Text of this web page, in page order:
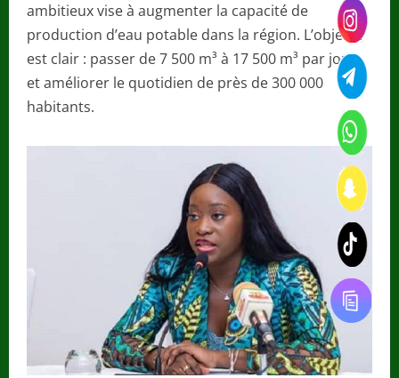
ambitieux vise à augmenter la capacité de
production d’eau potable dans la région. L’objectif
est clair : passer de 7 500 m³ à 17 500 m³ par jour
et améliorer le quotidien de près de 300 000
habitants.